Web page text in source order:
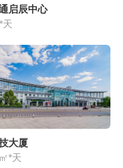
启辰中心
天
大厦
*天